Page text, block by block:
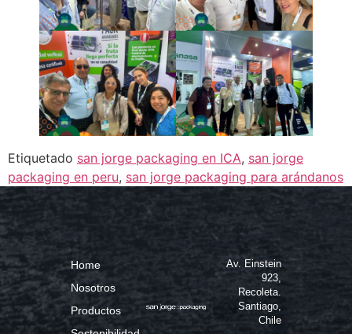
Etiquetado san jorge packaging en ICA, san jorge
packaging en peru, san jorge packaging para arándanos
Home
Nosotros
Productos
Av. Einstein
923,
Recoleta.
Santiago,
Chile